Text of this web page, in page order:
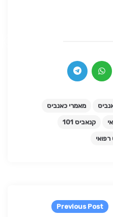
מאמרי כאנביס
קנאביס 101
Previous Post